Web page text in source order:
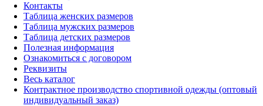
Контакты
Таблица женских размеров
Таблица мужских размеров
Таблица детских размеров
Полезная информация
Ознакомиться с договором
Реквизиты
Весь каталог
Контрактное производство спортивной одежды (оптовый
индивидуальный заказ)